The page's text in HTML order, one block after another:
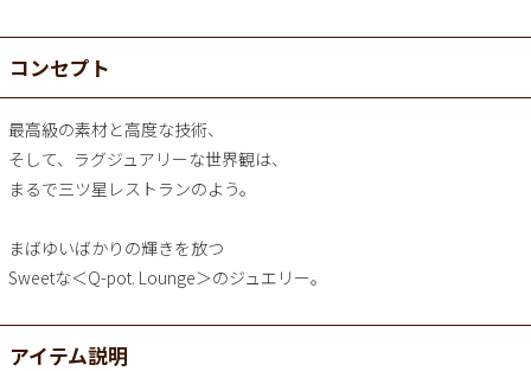
コンセプト
最高級の素材と高度な技術、
そして、ラグジュアリーな世界観は、
まるで三ツ星レストランのよう。
まばゆいばかりの輝きを放つ
Sweetな＜Q-pot. Lounge＞のジュエリー。
アイテム説明